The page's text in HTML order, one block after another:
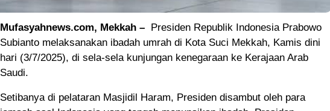
Mufasyahnews.com, Mekkah – Presiden Republik Indonesia Prabowo
Subianto melaksanakan ibadah umrah di Kota Suci Mekkah, Kamis dini
hari (3/7/2025), di sela-sela kunjungan kenegaraan ke Kerajaan Arab
Saudi.
Setibanya di pelataran Masjidil Haram, Presiden disambut oleh para